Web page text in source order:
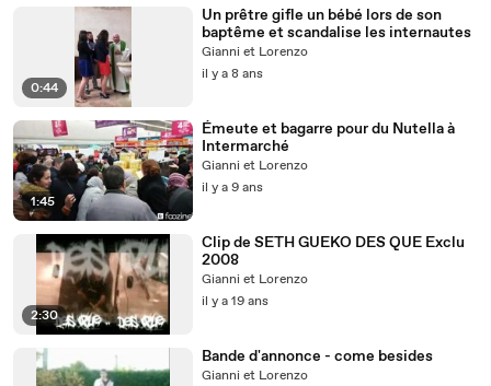
0:44
Un prêtre gifle un bébé lors de son
baptême et scandalise les internautes
Gianni et Lorenzo
il y a 8 ans
1:45
Émeute et bagarre pour du Nutella à
Intermarché
Gianni et Lorenzo
il y a 9 ans
2:30
Clip de SETH GUEKO DES QUE Exclu
2008
Gianni et Lorenzo
il y a 19 ans
Bande d'annonce - come besides
Gianni et Lorenzo